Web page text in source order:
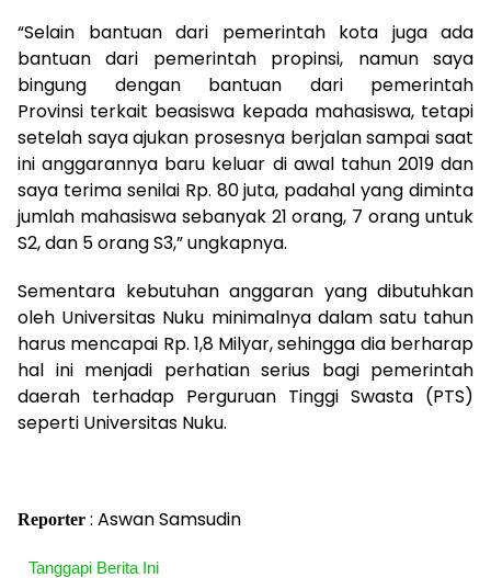
“Selain bantuan dari pemerintah kota juga ada
bantuan dari pemerintah propinsi, namun saya
bingung dengan bantuan dari pemerintah
Provinsi terkait beasiswa kepada mahasiswa, tetapi
setelah saya ajukan prosesnya berjalan sampai saat
ini anggarannya baru keluar di awal tahun 2019 dan
saya terima senilai Rp. 80 juta, padahal yang diminta
jumlah mahasiswa sebanyak 21 orang, 7 orang untuk
S2, dan 5 orang S3,” ungkapnya.
Sementara kebutuhan anggaran yang dibutuhkan
oleh Universitas Nuku minimalnya dalam satu tahun
harus mencapai Rp. 1,8 Milyar, sehingga dia berharap
hal ini menjadi perhatian serius bagi pemerintah
daerah terhadap Perguruan Tinggi Swasta (PTS)
seperti Universitas Nuku.
Reporter : Aswan Samsudin
Tanggapi Berita Ini